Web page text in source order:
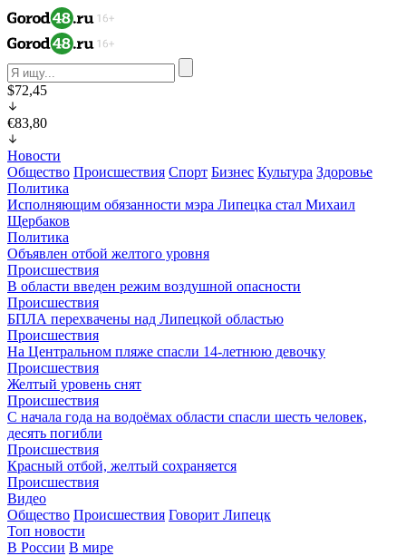
$72,45
€83,80
Новости
Общество Происшествия Спорт Бизнес Культура Здоровье
Политика
Исполняющим обязанности мэра Липецка стал Михаил
Щербаков
Политика
Объявлен отбой желтого уровня
Происшествия
В области введен режим воздушной опасности
Происшествия
БПЛА перехвачены над Липецкой областью
Происшествия
На Центральном пляже спасли 14-летнюю девочку
Происшествия
Желтый уровень снят
Происшествия
С начала года на водоёмах области спасли шесть человек,
десять погибли
Происшествия
Красный отбой, желтый сохраняется
Происшествия
Видео
Общество Происшествия Говорит Липецк
Топ новости
В России В мире